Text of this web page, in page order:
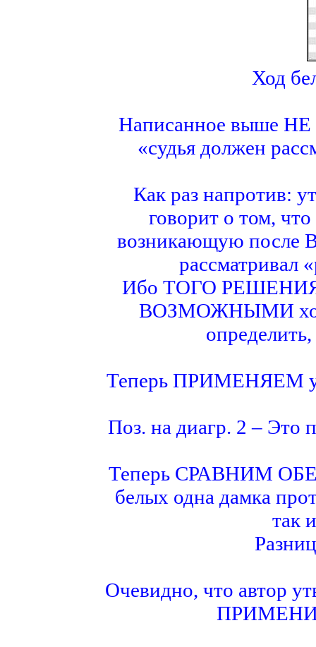
Ход
Написанное выше
«судья должен
Как раз напротив:
говорит о том,
возникающую
рассматривал
Ибо ТОГО РЕШЕНИЯ,
ВОЗМОЖНЫМИ
Теперь ПРИМЕНЯЕМ
Поз. на диагр. 2 – Это
Теперь СРАВНИМ ОБЕ
белых одна дамка
так
Очевидно, что автор
ПРИМЕНИЛ